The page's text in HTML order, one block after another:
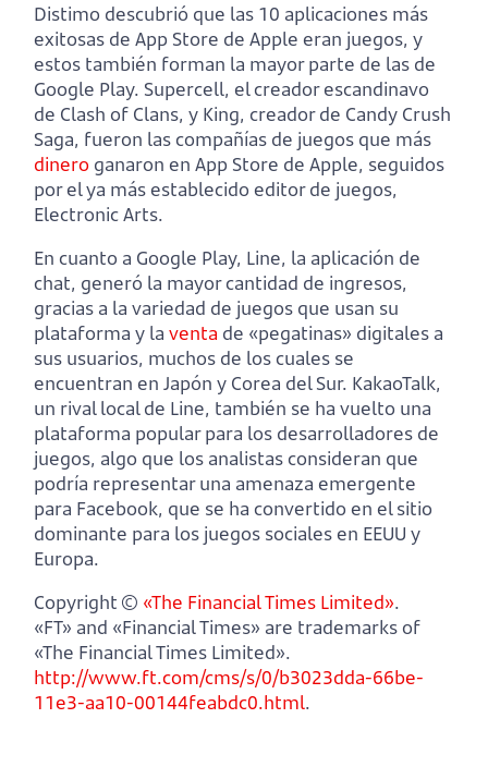
Distimo descubrió que las 10 aplicaciones más
exitosas de App Store de Apple eran juegos, y
estos también forman la mayor parte de las de
Google Play. Supercell, el creador escandinavo
de Clash of Clans, y King, creador de Candy Crush
Saga, fueron las compañías de juegos que más
dinero ganaron en App Store de Apple, seguidos
por el ya más establecido editor de juegos,
Electronic Arts.
En cuanto a Google Play, Line, la aplicación de
chat, generó la mayor cantidad de ingresos,
gracias a la variedad de juegos que usan su
plataforma y la venta de «pegatinas» digitales a
sus usuarios, muchos de los cuales se
encuentran en Japón y Corea del Sur. KakaoTalk,
un rival local de Line, también se ha vuelto una
plataforma popular para los desarrolladores de
juegos, algo que los analistas consideran que
podría representar una amenaza emergente
para Facebook, que se ha convertido en el sitio
dominante para los juegos sociales en EEUU y
Europa.
Copyright © «The Financial Times Limited».
«FT» and «Financial Times» are trademarks of
«The Financial Times Limited».
http://www.ft.com/cms/s/0/b3023dda-66be-
11e3-aa10-00144feabdc0.html.